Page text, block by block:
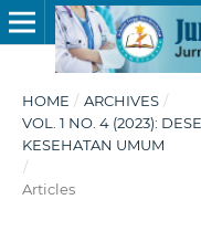
HOME / ARCHIVES /
VOL. 1 NO. 4 (2023):
KESEHATAN UMUM
/
Articles